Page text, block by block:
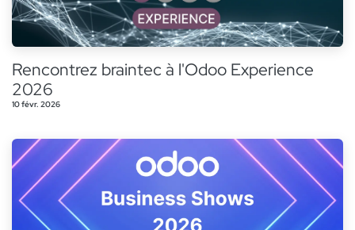
Rencontrez braintec à l'Odoo Experience
2026
10 févr. 2026